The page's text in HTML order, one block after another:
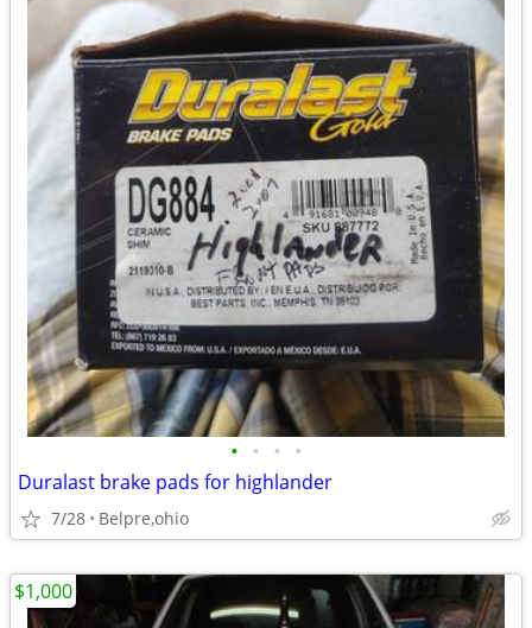
• • • •
Duralast brake pads for highlander
7/28 Belpre,ohio
$1,000